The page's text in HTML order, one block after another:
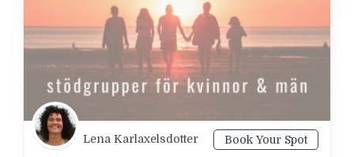
Lena Karlaxelsdotter Book Your Spot